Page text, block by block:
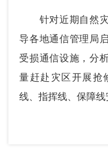
针对近期自然灾
导各地通信管理局
受损通信设施，分
量赶赴灾区开展抢
线、指挥线、保障线